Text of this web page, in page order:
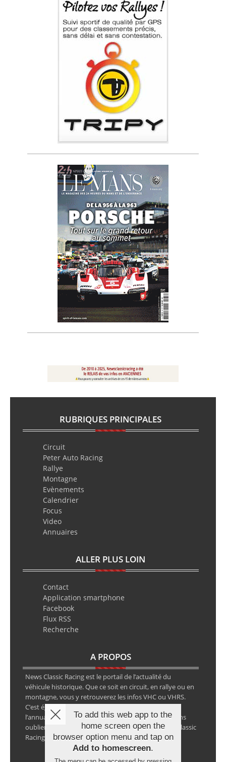
RUBRIQUES PRINCIPALES
Circuit
Peter Auto Racing
Rallye
Montagne
Evènements
Calendrier
Focus
Video
Annuaires
ALLER PLUS LOIN
Contact
Application smartphone
Facebook
Flux RSS
Recherche
A PROPOS
News Classic Racing est le portail de l’actualité du
véhicule historique. Que ce soit en circuit, en rallye ou en
montagne, vous y retrouverez les infos VHC ou VHRS.
C’est également le calendrier des épreuves ainsi que
l’annuaire des spécialistes de la voiture ancienne, sans
oublier les petites annonces avec notre partenaire Classic
Racing Annonces.
To add this web app to the
home screen open the
browser option menu and tap on
Add to homescreen.